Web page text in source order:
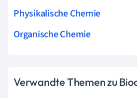
Physikalische Chemie
Organische Chemie
Verwandte Themen zu